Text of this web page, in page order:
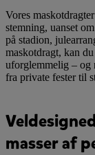
Vores
stemning, uanset
på stadion,
maskotdragt, kan
uforglemmelig – og
fra private fester til
masser af